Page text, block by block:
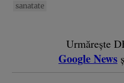
sanatate
Urmărește
Google News